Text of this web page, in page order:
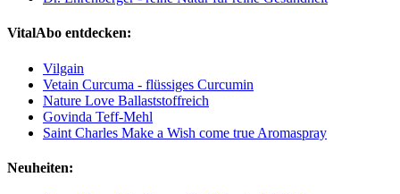
VitalAbo entdecken:
Vilgain
Vetain Curcuma - flüssiges Curcumin
Nature Love Ballaststoffreich
Govinda Teff-Mehl
Saint Charles Make a Wish come true Aromaspray
Neuheiten: